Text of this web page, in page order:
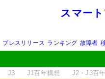
スマー
プレスリリース ランキング 故障者
J3 J1百年構想 J2・J3百